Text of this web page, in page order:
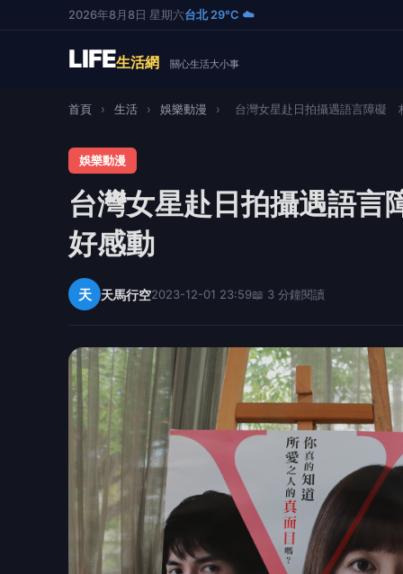
2026年8月8日 星期六台北 29°C ☁️
LIFE生活網 關心生活大小事
首頁 › 生活 › 娛樂動漫 › 台灣女星赴日拍攝遇語言障礙
娛樂動漫
台灣女星赴日拍攝遇語
好感動
天 天馬行空2023-12-01 23:59📖 3 分鐘閱讀